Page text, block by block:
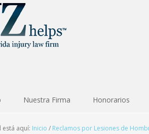
Nuestra Firma Honorarios
está aquí: Inicio / Reclamos por Lesiones de